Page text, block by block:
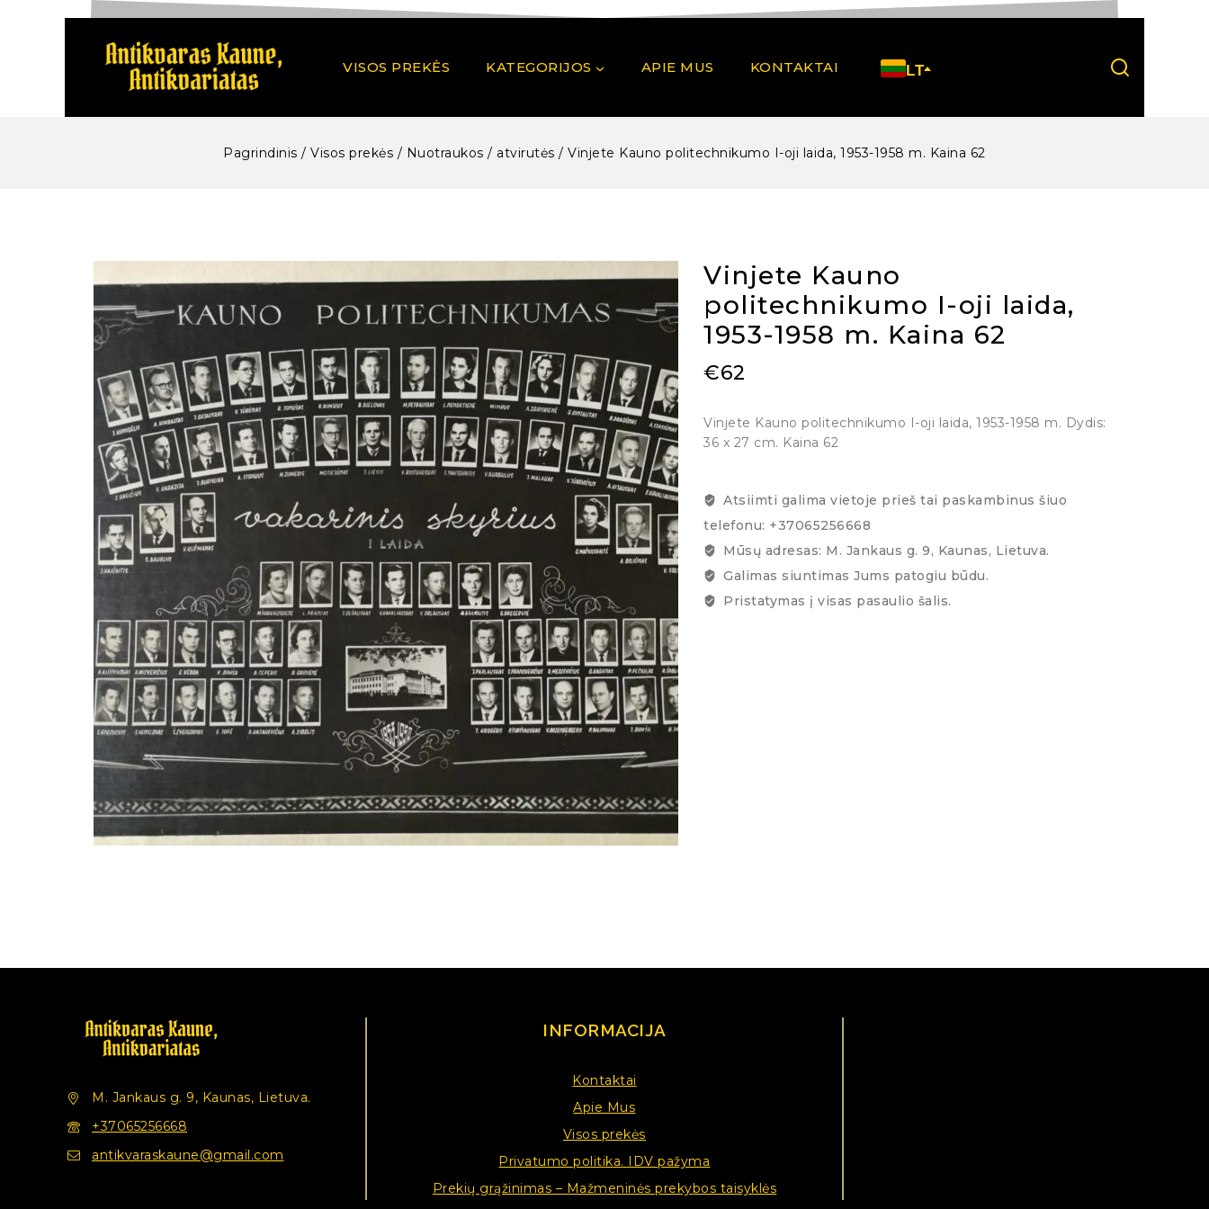
VISOS PREKĖS KATEGORIJOS APIE MUS KONTAKTAI LT
Pagrindinis / Visos prekės / Nuotraukos / atvirutės / Vinjete Kauno politechnikumo I-oji laida, 1953-1958 m. Kaina 62
Vinjete Kauno
politechnikumo I-oji laida,
1953-1958 m. Kaina 62
€62
Vinjete Kauno politechnikumo I-oji laida, 1953-1958 m. Dydis:
36 x 27 cm. Kaina 62
Atsiimti galima vietoje prieš tai paskambinus šiuo
telefonu: +37065256668
Mūsų adresas: M. Jankaus g. 9, Kaunas, Lietuva.
Galimas siuntimas Jums patogiu būdu.
Pristatymas į visas pasaulio šalis.
M. Jankaus g. 9, Kaunas, Lietuva.
+37065256668
antikvaraskaune@gmail.com
INFORMACIJA
Kontaktai
Apie Mus
Visos prekės
Privatumo politika. IDV pažyma
Prekių grąžinimas – Mažmeninės prekybos taisyklės